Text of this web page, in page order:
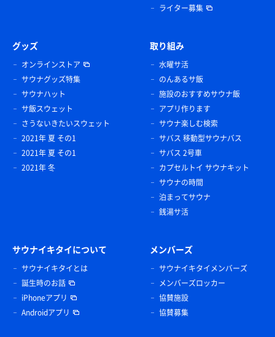
ライター募集
グッズ
オンラインストア
サウナグッズ特集
サウナハット
サ飯スウェット
さうないきたいスウェット
2021年 夏 その1
2021年 夏 その1
2021年 冬
取り組み
水曜サ活
のんあるサ飯
施設のおすすめサウナ飯
アプリ作ります
サウナ楽しむ検索
サバス 移動型サウナバス
サバス 2号車
カプセルトイ サウナキット
サウナの時間
泊まってサウナ
銭湯サ活
サウナイキタイについて
サウナイキタイとは
誕生時のお話
iPhoneアプリ
Androidアプリ
メンバーズ
サウナイキタイメンバーズ
メンバーズロッカー
協賛施設
協賛募集